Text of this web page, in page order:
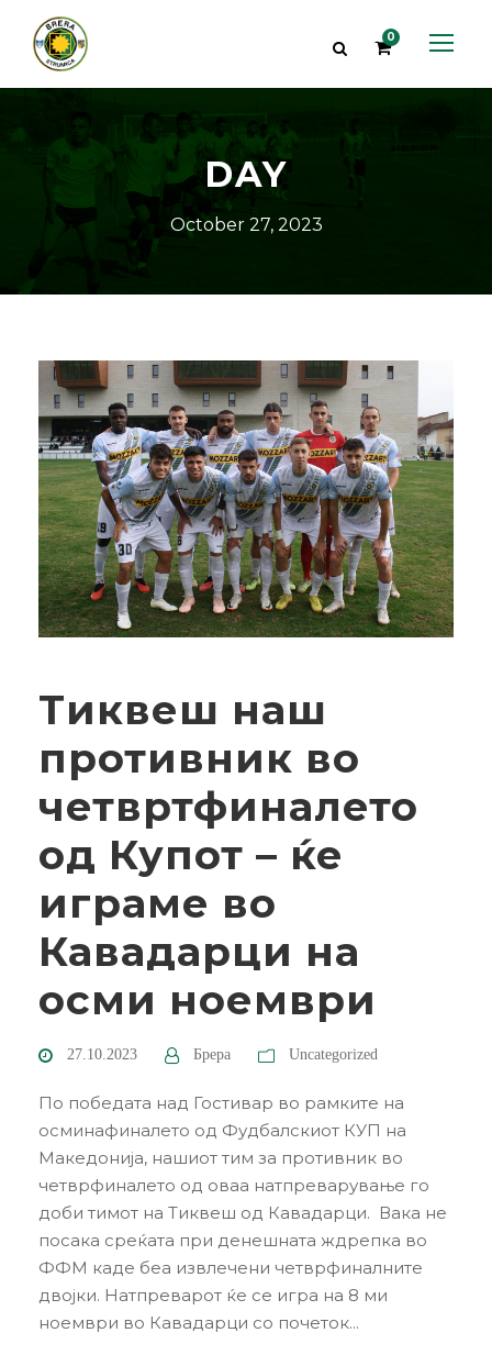
0
DAY
October 27, 2023
Тиквеш наш
противник во
четвртфиналето
од Купот – ќе
играме во
Кавадарци на
осми ноември
27.10.2023 Брера Uncategorized
По победата над Гостивар во рамките на
осминафиналето од Фудбалскиот КУП на
Македонија, нашиот тим за противник во
четврфиналето од оваа натпреварување го
доби тимот на Тиквеш од Кавадарци. Вака не
посака среќата при денешната ждрепка во
ФФМ каде беа извлечени четврфиналните
двојки. Натпреварот ќе се игра на 8 ми
ноември во Кавадарци со почеток...